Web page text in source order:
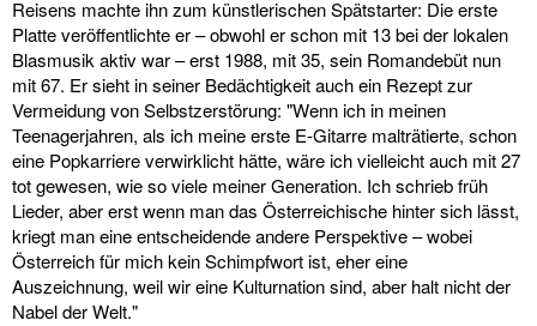
Reisens machte ihn zum künstlerischen Spätstarter: Die erste
Platte veröffentlichte er – obwohl er schon mit 13 bei der lokalen
Blasmusik aktiv war – erst 1988, mit 35, sein Romandebüt nun
mit 67. Er sieht in seiner Bedächtigkeit auch ein Rezept zur
Vermeidung von Selbstzerstörung: "Wenn ich in meinen
Teenagerjahren, als ich meine erste E-Gitarre malträtierte, schon
eine Popkarriere verwirklicht hätte, wäre ich vielleicht auch mit 27
tot gewesen, wie so viele meiner Generation. Ich schrieb früh
Lieder, aber erst wenn man das Österreichische hinter sich lässt,
kriegt man eine entscheidende andere Perspektive – wobei
Österreich für mich kein Schimpfwort ist, eher eine
Auszeichnung, weil wir eine Kulturnation sind, aber halt nicht der
Nabel der Welt."